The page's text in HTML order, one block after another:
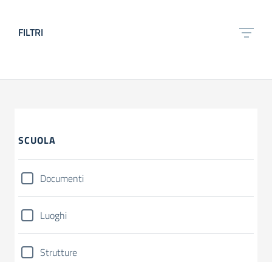
FILTRI
SCUOLA
Documenti
Luoghi
Strutture